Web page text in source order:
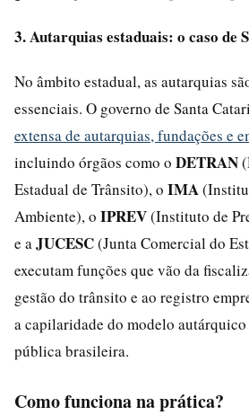
3. Autarquias estaduais: o caso de
No âmbito estadual, as autarquias
essenciais. O governo de Santa
extensa de autarquias, fundações e
incluindo órgãos como o DETRAN
Estadual de Trânsito), o IMA
Ambiente), o IPREV(Instituto de
e a JUCESC(Junta Comercial do
executam funções que vão da
gestão do trânsito e ao registro
a capilaridade do modelo
pública brasileira.
Como funciona na prática?